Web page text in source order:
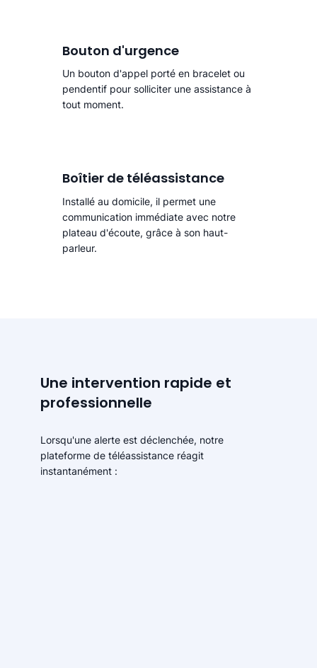
Bouton d'urgence
Un bouton d'appel porté en bracelet ou
pendentif pour solliciter une assistance à
tout moment.
Boîtier de téléassistance
Installé au domicile, il permet une
communication immédiate avec notre
plateau d'écoute, grâce à son haut-
parleur.
Une intervention rapide et
professionnelle
Lorsqu'une alerte est déclenchée, notre
plateforme de téléassistance réagit
instantanément :